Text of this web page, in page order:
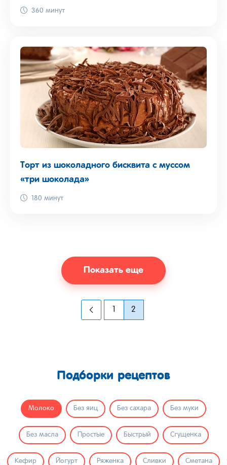
360 минут
Торт из шоколадного бисквита с муссом
«три шоколада»
180 минут
Показать еще
1 2
Подборки рецептов
Молоко Без яиц Без сахара Без муки
Без масла Простые Быстрый Сгущенка
Кефир Йогурт Ряженка Сливки Сметана